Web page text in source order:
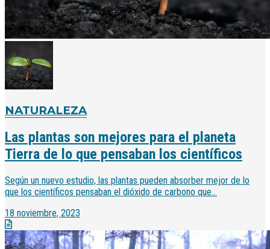
NATURALEZA
Las plantas son mejores para el planeta
Tierra de lo que pensaban los científicos
Según un nuevo estudio, las plantas pueden absorber mejor de lo
que los científicos pensaban el dióxido de carbono que...
18 noviembre, 2023